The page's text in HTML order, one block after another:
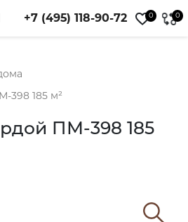
+7 (495) 118-90-72 0 0
398 185 м²
ПМ-398 185